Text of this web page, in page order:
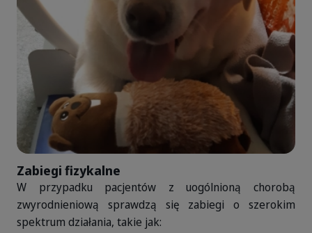
Zabiegi fizykalne
W przypadku pacjentów z uogólnioną chorobą
zwyrodnieniową sprawdzą się zabiegi o szerokim
spektrum działania, takie jak: